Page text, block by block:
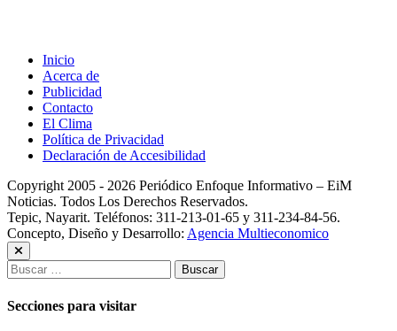
Inicio
Acerca de
Publicidad
Contacto
El Clima
Política de Privacidad
Declaración de Accesibilidad
Copyright 2005 - 2026 Periódico Enfoque Informativo – EiM
Noticias. Todos Los Derechos Reservados.
Tepic, Nayarit. Teléfonos: 311-213-01-65 y 311-234-84-56.
Concepto, Diseño y Desarrollo: Agencia Multieconomico
Buscar:
Secciones para visitar